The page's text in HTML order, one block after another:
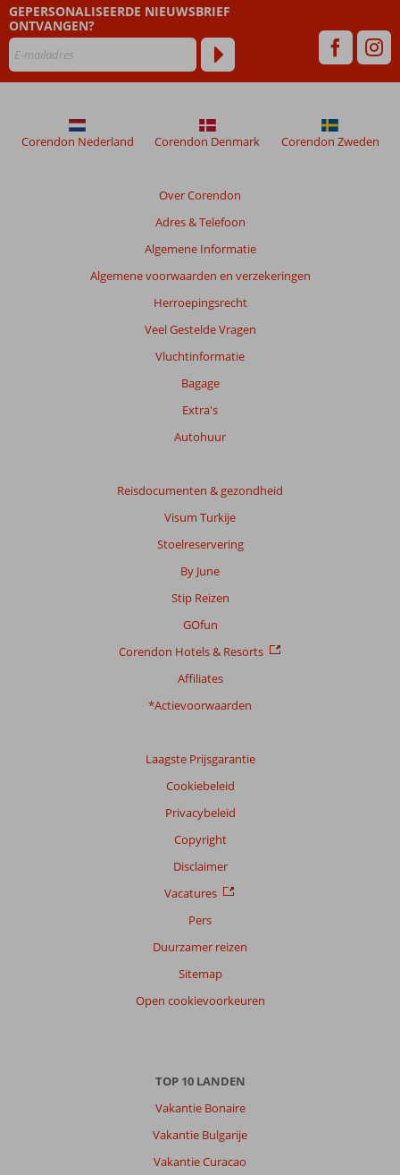
GEPERSONALISEERDE NIEUWSBRIEF
ONTVANGEN?
Over Corendon
Adres & Telefoon
Algemene Informatie
Algemene voorwaarden en verzekeringen
Herroepingsrecht
Veel Gestelde Vragen
Vluchtinformatie
Bagage
Extra's
Autohuur
Reisdocumenten & gezondheid
Visum Turkije
Stoelreservering
By June
Stip Reizen
GOfun
Corendon Hotels & Resorts
Affiliates
*Actievoorwaarden
Laagste Prijsgarantie
Cookiebeleid
Privacybeleid
Copyright
Disclaimer
Vacatures
Pers
Duurzamer reizen
Sitemap
Open cookievoorkeuren
Corendon Nederland Corendon Denmark Corendon Zweden
TOP 10 LANDEN
Vakantie Bonaire
Vakantie Bulgarije
Vakantie Curacao